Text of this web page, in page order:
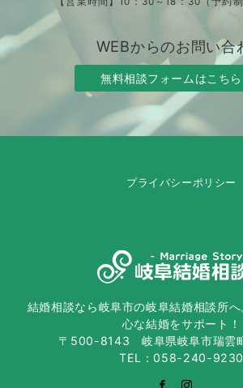
WEBからのお問い合
無料相談フォームはこちら
プライバシーポリシー
結婚相談なら岐阜市の岐阜結婚相談所
心な結婚をサポート！
〒500-8143 岐阜県岐阜市瑞雲
TEL：058-240-9230